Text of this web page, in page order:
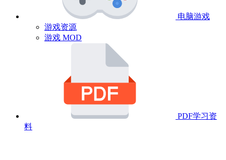
电脑游戏
游戏资源
游戏 MOD
PDF学习资
料